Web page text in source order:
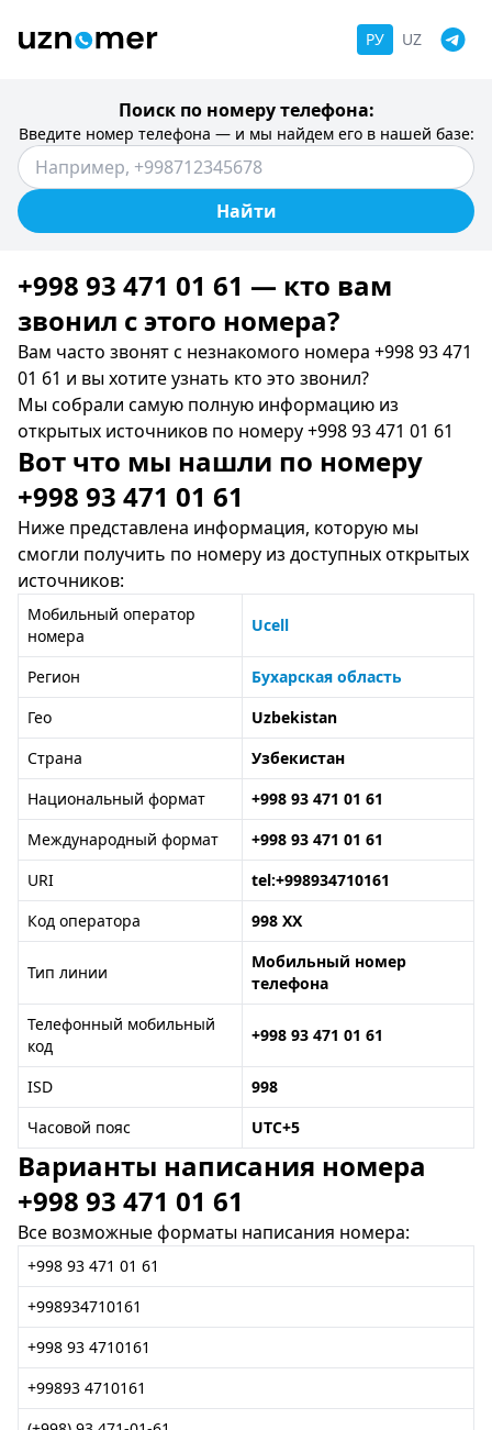
РУ UZ
Поиск по номеру телефона:
Введите номер телефона — и мы найдем его в нашей базе:
Найти
+998 93 471 01 61 — кто вам
звонил c этого номера?
Вам часто звонят с незнакомого номера +998 93 471
01 61 и вы хотите узнать кто это звонил?
Мы собрали самую полную информацию из
открытых источников по номеру +998 93 471 01 61
Вот что мы нашли по номеру
+998 93 471 01 61
Ниже представлена информация, которую мы
смогли получить по номеру из доступных открытых
источников:
Мобильный оператор
номера
Ucell
Регион
Бухарская область
Гео
Uzbekistan
Страна
Узбекистан
Национальный формат
+998 93 471 01 61
Международный формат
+998 93 471 01 61
URI
tel:+998934710161
Код оператора
998 XX
Тип линии
Мобильный номер
телефона
Телефонный мобильный
код
+998 93 471 01 61
ISD
998
Часовой пояс
UTC+5
Варианты написания номера
+998 93 471 01 61
Все возможные форматы написания номера:
+998 93 471 01 61
+998934710161
+998 93 4710161
+99893 4710161